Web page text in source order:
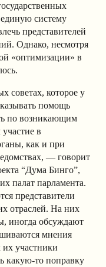
систему
представителей
Однако, несмотря
«оптимизации» в
советах, которое у
помощь
по возникающим
в
как и при
— говорит
“Дума Бинго”,
палат парламента.
представители
отраслей. На них
иногда обсуждают
мнения
их участники
какую-то поправку